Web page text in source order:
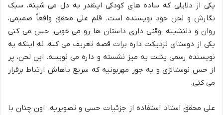
یکی از دلایلی که ساده های کودکی اینقدر به دل می شینه، سبک
نگارش و لحن خود نویسنده است. قلم علی محقق واقعاً صمیمی،
روان و دلنشینه. وقتی داری داستان ها رو می خونی، حس می کنی
یکی از دوستای نزدیکت داره برات قصه تعریف می کنه، نه اینکه یه
نویسنده رسمی پشت یه میز نشسته و داره می نویسه. این لحن، پر
از حس نوستالژی و یه جور مهربونیه که سریع باهاش ارتباط برقرار
می کنی.
علی محقق استاد استفاده از جزئیات حسی و تصویریه. اون چنان با